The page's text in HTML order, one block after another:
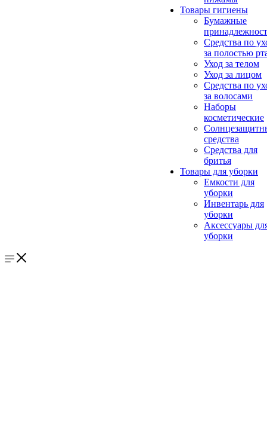
Товары гигиены
Бумажные
Средства по
за полостью
Уход за телом
Уход за лицом
Средства по
за волосами
Наборы
косметические
средства
Средства для
бритья
Товары для уборки
Емкости для
уборки
Инвентарь для
уборки
Аксессуары
уборки